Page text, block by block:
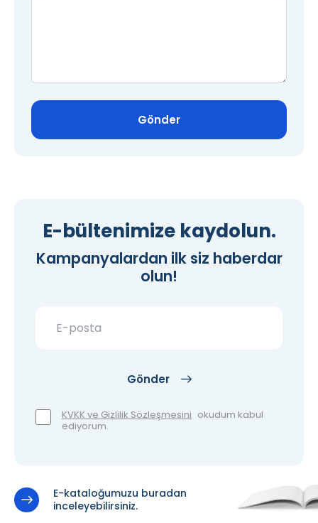
Gönder
E-bültenimize kaydolun.
Kampanyalardan ilk siz haberdar
olun!
Gönder
KVKK ve Gizlilik Sözleşmesini okudum kabul
ediyorum.
E-kataloğumuzu buradan
inceleyebilirsiniz.